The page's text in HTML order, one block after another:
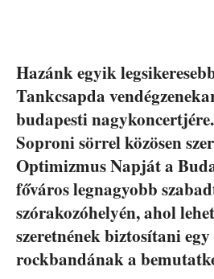
Hazánk egyik
Tankcsapda
budapesti
Soproni sörrel közösen
Optimizmus Napját a
fővároslegnagyobb
szórakozóhelyén,ahol
szeretnének biztosítani
rockbandának a